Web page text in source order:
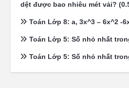
dệt được bao nhiêu mét vải?
Toán Lớp 8: a, 3x^3 – 6x^2 -
Toán Lớp 5: Số nhỏ nhất
Toán Lớp 5: Số nhỏ nhất